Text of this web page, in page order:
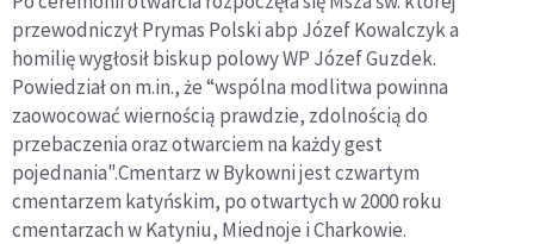
przewodniczył Prymas Polski abp Józef Kowalczyk a
homilię wygłosił biskup polowy WP Józef Guzdek.
Powiedział on m.in., że “wspólna modlitwa powinna
zaowocować wiernością prawdzie, zdolnością do
przebaczenia oraz otwarciem na każdy gest
pojednania".Cmentarz w Bykowni jest czwartym
cmentarzem katyńskim, po otwartych w 2000 roku
cmentarzach w Katyniu, Miednoje i Charkowie.